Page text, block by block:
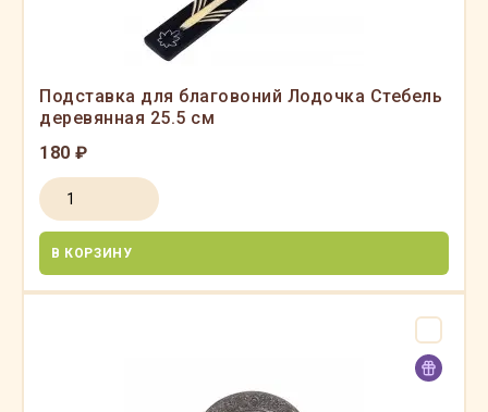
Подставка для благовоний Лодочка Стебель
деревянная 25.5 см
180 ₽
В КОРЗИНУ